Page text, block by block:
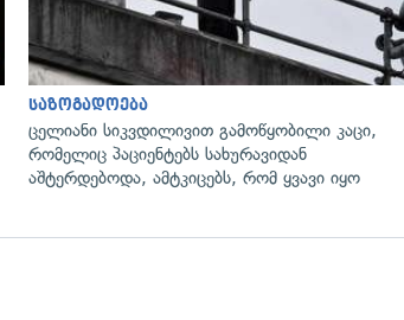
საზოგადოება
ცელიანი სიკვდილივით გამოწყობილი კაცი,
რომელიც პაციენტებს სახურავიდან
აშტერდებოდა, ამტკიცებს, რომ ყვავი იყო